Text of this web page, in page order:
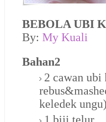
BEBOLA UBI
By: My Kuali
Bahan2
2 cawan ubi
keledek ungu)